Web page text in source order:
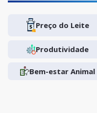
Preço do Leite
Produtividade
Bem-estar Animal